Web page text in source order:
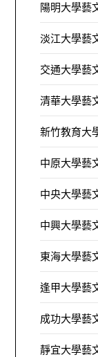
陽明大學藝
淡江大學藝
交通大學藝
清華大學藝
新竹教育大
中原大學藝
中央大學藝
中興大學藝
東海大學藝
逢甲大學藝
成功大學藝
靜宜大學藝